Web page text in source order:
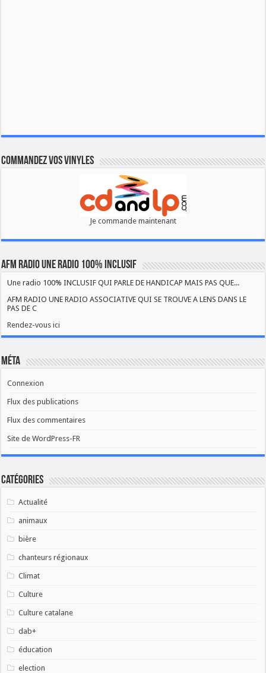
Commandez vos vinyles
Je commande maintenant
AFM RADIO UNE RADIO 100% INCLUSIF
Une radio 100% INCLUSIF QUI PARLE DE HANDICAP MAIS PAS QUE...
AFM RADIO UNE RADIO ASSOCIATIVE QUI SE TROUVE A LENS DANS LE
PAS DE C
Rendez-vous ici
Méta
Connexion
Flux des publications
Flux des commentaires
Site de WordPress-FR
Catégories
Actualité
animaux
bière
chanteurs régionaux
Climat
Culture
Culture catalane
dab+
éducation
election